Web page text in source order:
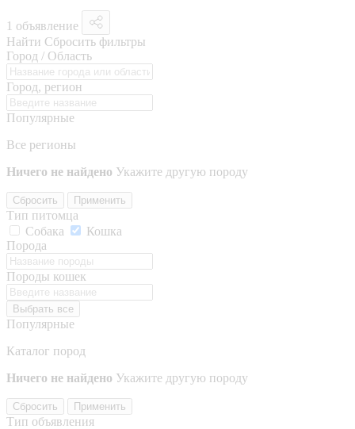
1 объявление
Найти Сбросить фильтры
Город / Область
Город, регион
Популярные
Все регионы
Ничего не найдено Укажите другую породу
Сбросить Применить
Тип питомца
Собака
Кошка
Порода
Породы кошек
Выбрать все
Популярные
Каталог пород
Ничего не найдено Укажите другую породу
Сбросить Применить
Тип объявления